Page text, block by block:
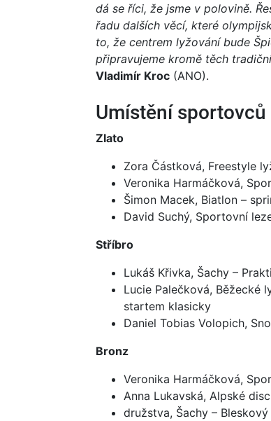
dá se říci, že jsme v polovině.
řadu dalších věcí, které
to, že centrem lyžování bude
připravujeme kromě těch
Vladimír Kroc (ANO).
Umístění
Zlato
Zora Částková, Freestyle
Veronika Harmáčková,
Šimon Macek, Biatlon –
David Suchý, Sportovní
Stříbro
Lukáš Křivka, Šachy –
Lucie Palečková, Běžecké
startem klasicky
Daniel Tobias Volopich,
Bronz
Veronika Harmáčková,
Anna Lukavská, Alpské
družstva, Šachy –